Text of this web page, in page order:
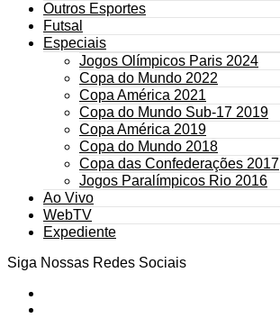
Outros Esportes
Futsal
Especiais
Jogos Olímpicos Paris 2024
Copa do Mundo 2022
Copa América 2021
Copa do Mundo Sub-17 2019
Copa América 2019
Copa do Mundo 2018
Copa das Confederações 2017
Jogos Paralímpicos Rio 2016
Ao Vivo
WebTV
Expediente
Siga Nossas Redes Sociais